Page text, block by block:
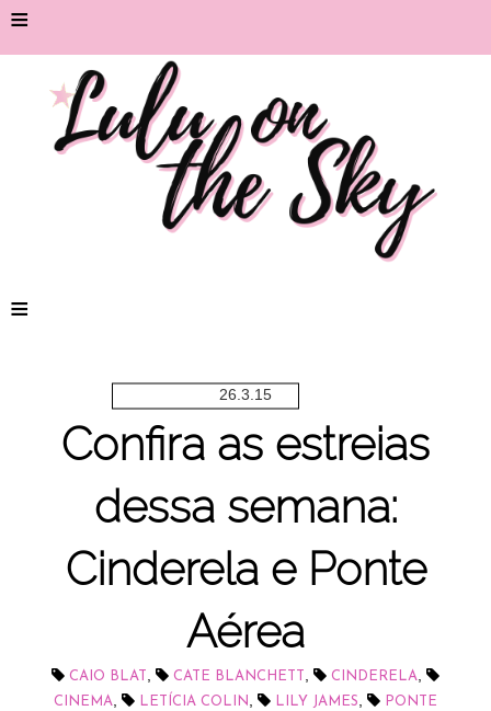
≡
≡
26.3.15
Confira as estreias
dessa semana:
Cinderela e Ponte
Aérea
CAIO BLAT , CATE BLANCHETT , CINDERELA,
CINEMA, LETÍCIA COLIN, LILY JAMES,
PONTE